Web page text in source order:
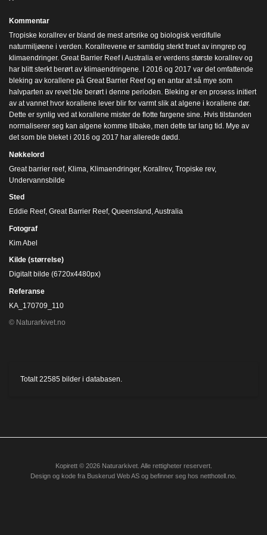
Kommentar
Tropiske korallrev er bland de mest artsrike og biologisk verdifulle
naturmiljøene i verden. Korallrevene er samtidig sterkt truet av inngrep og
klimaendringer. Great Barrier Reef i Australia er verdens største korallrev og
har blitt sterkt berørt av klimaendringene. I 2016 og 2017 var det omfattende
bleking av korallene på Great Barrier Reef og en antar at så mye som
halvparten av revet ble berørt i denne perioden. Bleking er en prosess initiert
av at vannet hvor korallene lever blir for varmt slik at algene i korallene dør.
Dette er synlig ved at korallene mister de flotte fargene sine. Hvis tilstanden
normaliserer seg kan algene komme tilbake, men dette tar lang tid. Mye av
det som ble bleket i 2016 og 2017 har allerede dødd.
Nøkkelord
Great barrier reef, Klima Klimaendringer, Korallrev, Tropiske rev,
Undervannsbilde
Sted
Eddie Reef, Great Barrier Reef, Queensland, Australia
Fotograf
Kim Abel
Kilde (størrelse)
Digitalt bilde (6720x4480px)
Referanse
KA_170709_110
© Naturarkivet.no
Totalt22585 bilder i databasen.
Kopirett © 2026 Naturarkivet. Alle rettigheter reservert.
Design og kode fra Buskerud Web AS og befinner seg hos netthotell.no